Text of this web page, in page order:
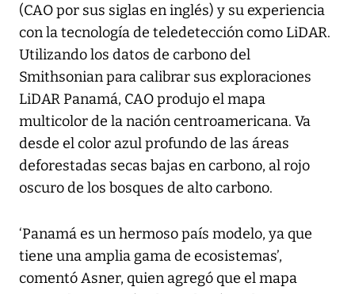
(CAO por sus siglas en inglés) y su experiencia
con la tecnología de teledetección como LiDAR.
Utilizando los datos de carbono del
Smithsonian para calibrar sus exploraciones
LiDAR Panamá, CAO produjo el mapa
multicolor de la nación centroamericana. Va
desde el color azul profundo de las áreas
deforestadas secas bajas en carbono, al rojo
oscuro de los bosques de alto carbono.
‘Panamá es un hermoso país modelo, ya que
tiene una amplia gama de ecosistemas’,
comentó Asner, quien agregó que el mapa